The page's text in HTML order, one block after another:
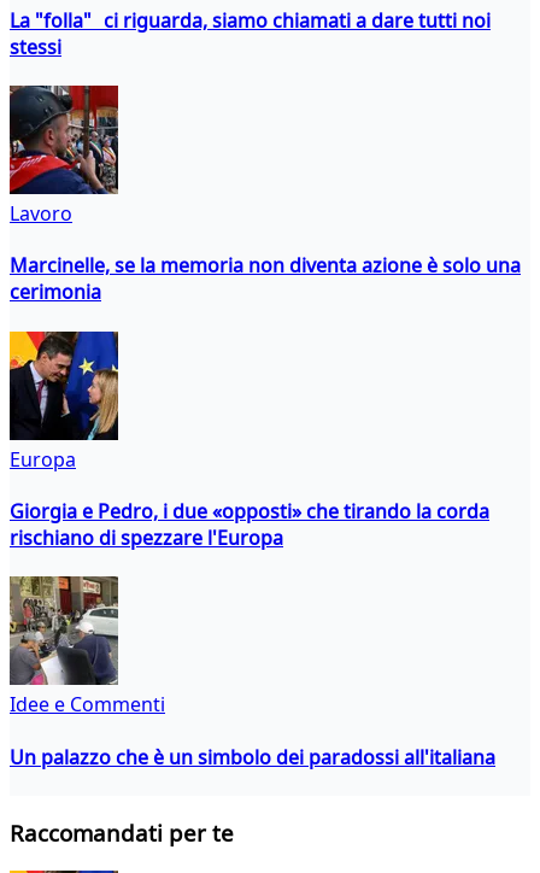
La "folla" ci riguarda, siamo chiamati a dare tutti noi
stessi
Lavoro
Marcinelle, se la memoria non diventa azione è solo una
cerimonia
Europa
Giorgia e Pedro, i due «opposti» che tirando la corda
rischiano di spezzare l'Europa
Idee e Commenti
Un palazzo che è un simbolo dei paradossi all'italiana
Raccomandati per te